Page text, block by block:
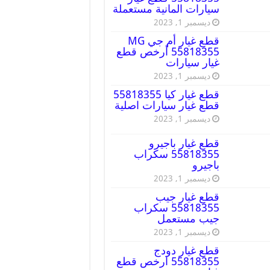
سيارات المانية مستعملة
ديسمبر 1, 2023
قطع غيار أم جي MG
55818355 أرخص قطع
غيار سيارات
ديسمبر 1, 2023
قطع غيار كيا 55818355
قطع غيار سيارات اصلية
ديسمبر 1, 2023
قطع غيار باجيرو
55818355 سكراب
باجيرو
ديسمبر 1, 2023
قطع غيار جيب
55818355 سكراب
جيب مستعمل
ديسمبر 1, 2023
قطع غيار دودج
55818355 ارخص قطع